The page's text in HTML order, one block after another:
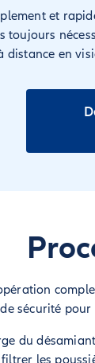
et
toujours
distance en
sécurité
du
les